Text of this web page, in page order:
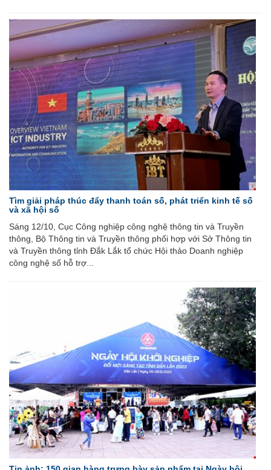
Tìm giải pháp thúc đẩy thanh toán số, phát triển kinh tế số
và xã hội số
Sáng 12/10, Cục Công nghiệp công nghệ thông tin và Truyền
thông, Bộ Thông tin và Truyền thông phối hợp với Sở Thông tin
và Truyền thông tỉnh Đắk Lắk tổ chức Hội thảo Doanh nghiệp
công nghệ số hỗ trợ...